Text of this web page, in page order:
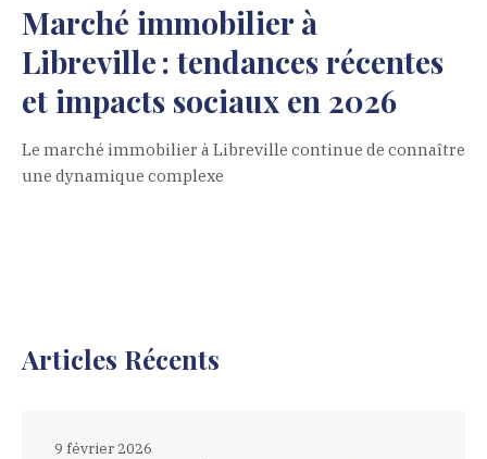
Marché immobilier à
Libreville : tendances récentes
et impacts sociaux en 2026
Le marché immobilier à Libreville continue de connaître
une dynamique complexe
Articles Récents
9 février 2026